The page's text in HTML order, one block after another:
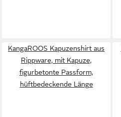
KangaROOS Kapuzenshirt aus
Rippware, mit Kapuze,
figurbetonte Passform,
hüftbedeckende Länge